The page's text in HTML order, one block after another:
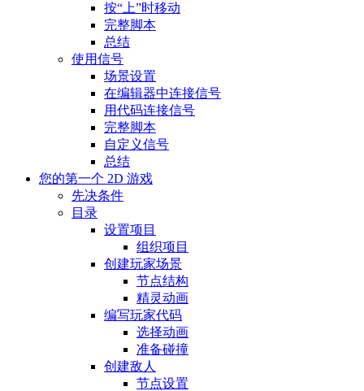
按“上”时移动
完整脚本
总结
使用信号
场景设置
在编辑器中连接信号
用代码连接信号
完整脚本
自定义信号
总结
您的第一个 2D 游戏
先决条件
目录
设置项目
组织项目
创建玩家场景
节点结构
精灵动画
编写玩家代码
选择动画
准备碰撞
创建敌人
节点设置